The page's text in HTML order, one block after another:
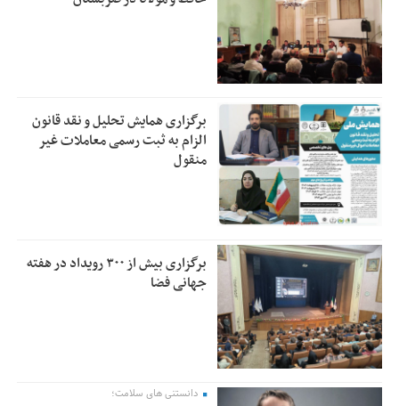
برگزاری همایش تحلیل و نقد قانون
الزام به ثبت رسمی معاملات غیر
منقول
برگزاری بیش از ۳۰۰ رویداد در هفته
جهانی فضا
دانستنی های سلامت؛